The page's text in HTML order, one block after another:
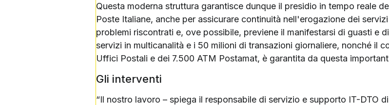
Questa moderna struttura garantisce dunque il presidio in tempo reale
Poste Italiane, anche per assicurare continuità nell'erogazione dei
problemi riscontrati e, ove possibile, previene il manifestarsi di guasti e
servizi in multicanalità e i 50 milioni di transazioni giornaliere, nonché il
Uffici Postali e dei 7.500 ATM Postamat, è garantita da questa
Gli interventi
“Il nostro lavoro – spiega il responsabile di servizio e supporto IT-DTO